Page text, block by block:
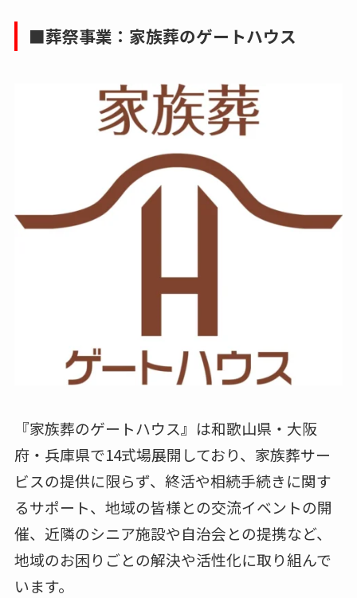
■葬祭事業：家族葬のゲートハウス
『家族葬のゲートハウス』は和歌山県・大阪
府・兵庫県で14式場展開しており、家族葬サー
ビスの提供に限らず、終活や相続手続きに関す
るサポート、地域の皆様との交流イベントの開
催、近隣のシニア施設や自治会との提携など、
地域のお困りごとの解決や活性化に取り組んで
います。